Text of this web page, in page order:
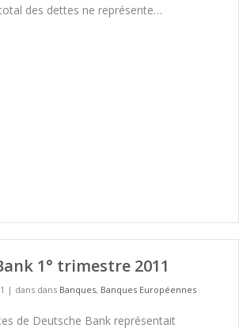
des dettes ne représente…
1° trimestre 2011
| dans dans Banques, Banques Européennes
de Deutsche Bank représentait